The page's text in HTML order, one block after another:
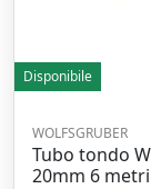
Disponibile
WOLFSGRUBER
Tubo tondo
20mm 6 metri